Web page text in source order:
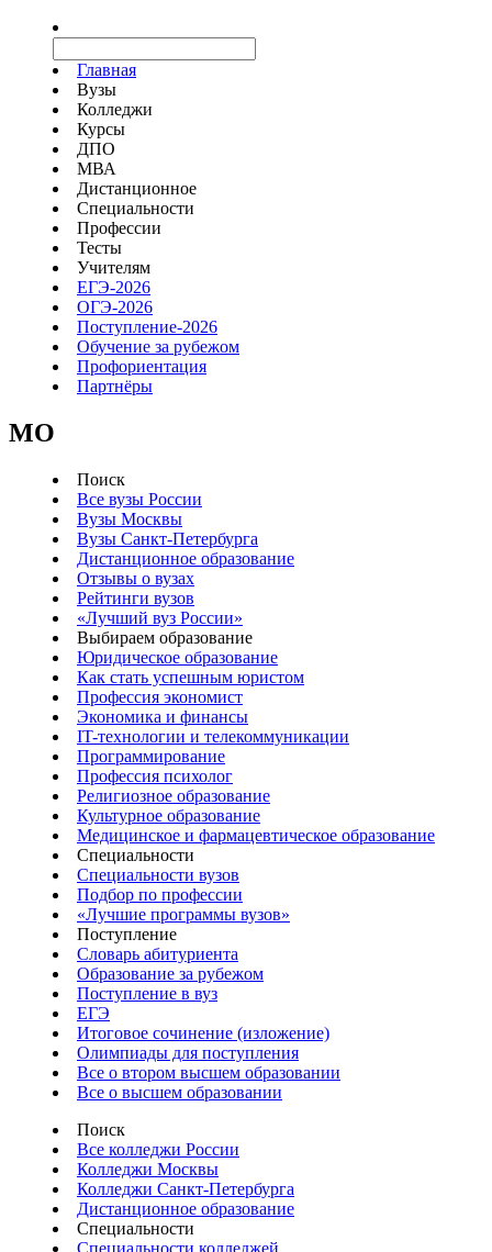
Главная
Вузы
Колледжи
Курсы
ДПО
МВА
Дистанционное
Специальности
Профессии
Тесты
Учителям
ЕГЭ-2026
ОГЭ-2026
Поступление-2026
Обучение за рубежом
Профориентация
Партнёры
MO
Поиск
Все вузы России
Вузы Москвы
Вузы Санкт-Петербурга
Дистанционное образование
Отзывы о вузах
Рейтинги вузов
«Лучший вуз России»
Выбираем образование
Юридическое образование
Как стать успешным юристом
Профессия экономист
Экономика и финансы
IT-технологии и телекоммуникации
Программирование
Профессия психолог
Религиозное образование
Культурное образование
Медицинское и фармацевтическое образование
Специальности
Специальности вузов
Подбор по профессии
«Лучшие программы вузов»
Поступление
Словарь абитуриента
Образование за рубежом
Поступление в вуз
ЕГЭ
Итоговое сочинение (изложение)
Олимпиады для поступления
Все о втором высшем образовании
Все о высшем образовании
Поиск
Все колледжи России
Колледжи Москвы
Колледжи Санкт-Петербурга
Дистанционное образование
Специальности
Специальности колледжей